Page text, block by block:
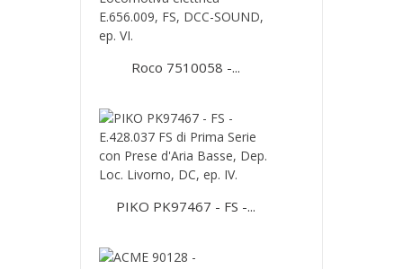
Roco 7510058 -...
PIKO PK97467 - FS -...